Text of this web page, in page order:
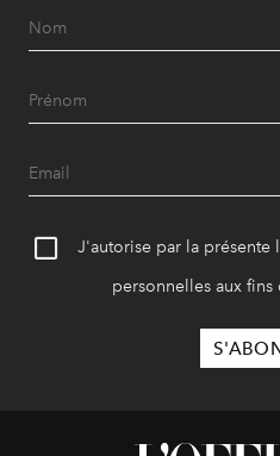
J'autorise par la présente
personnelles aux fins